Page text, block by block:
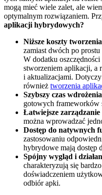
mogą mieć wiele zalet, ale
optymalnym rozwiązaniem.
aplikacji hybrydowych?
Niższe koszty tworzenia
zamiast dwóch po
W dodatku
stworzeniem aplikacji, a
i aktualizacjami.
również tworzenia
Szybszy czas wdrożenia
gotowych frameworków
Łatwiejsze
można wprowadzać
Dostęp do natywnych
zastosowaniu
hybrydowe mają dostęp
Spójny wygląd i
charakteryzują się
doświadczeniem
odbiór apki.